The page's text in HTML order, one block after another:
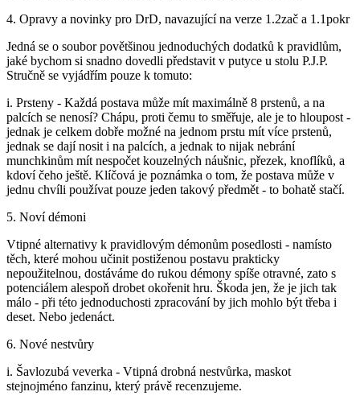
4. Opravy a novinky pro DrD, navazující na verze 1.2zač a 1.1pokr
Jedná se o soubor povětšinou jednoduchých dodatků k pravidlům,
jaké bychom si snadno dovedli představit v putyce u stolu P.J.P.
Stručně se vyjádřím pouze k tomuto:
i. Prsteny - Každá postava může mít maximálně 8 prstenů, a na
palcích se nenosí? Chápu, proti čemu to směřuje, ale je to hloupost -
jednak je celkem dobře možné na jednom prstu mít více prstenů,
jednak se dají nosit i na palcích, a jednak to nijak nebrání
munchkinům mít nespočet kouzelných náušnic, přezek, knoflíků, a
kdoví čeho ještě. Klíčová je poznámka o tom, že postava může v
jednu chvíli používat pouze jeden takový předmět - to bohatě stačí.
5. Noví démoni
Vtipné alternativy k pravidlovým démonům posedlosti - namísto
těch, které mohou učinit postiženou postavu prakticky
nepoužitelnou, dostáváme do rukou démony spíše otravné, zato s
potenciálem alespoň drobet okořenit hru. Škoda jen, že je jich tak
málo - při této jednoduchosti zpracování by jich mohlo být třeba i
deset. Nebo jedenáct.
6. Nové nestvůry
i. Šavlozubá veverka - Vtipná drobná nestvůrka, maskot
stejnojméno fanzinu, který právě recenzujeme.